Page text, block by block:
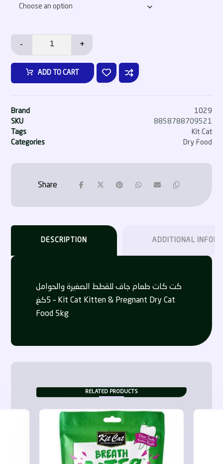
- +
ADD TO CART
Brand
1029
SKU
8858788709521
Tags
Kit Cat
Categories
Dry Food
DESCRIPTION ADDITIONAL
كت كات طعام جاف للقطط الصغيرة والحوامل
5كغ – Kit Cat Kitten & Pregnant Dry Cat
Food 5kg
RELATED PRODUCTS